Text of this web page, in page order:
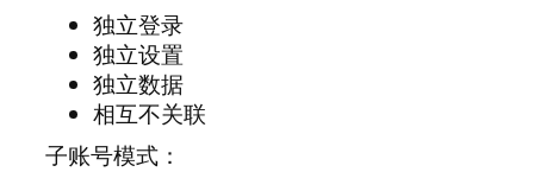
独立登录
独立设置
独立数据
相互不关联
子账号模式：